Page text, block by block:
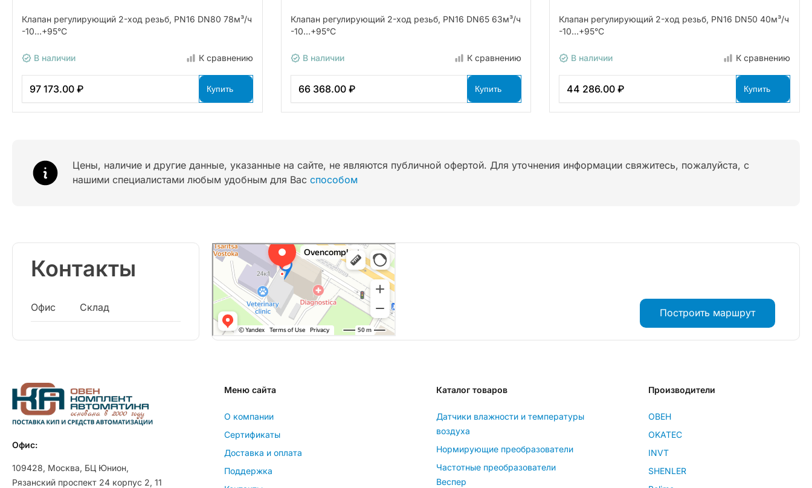
Клапан регулирующий 2-ход резьб, PN16 DN80 78м³/ч
-10…+95°С
В наличии К сравнению
97 173.00 ₽ Купить
Клапан регулирующий 2-ход резьб, PN16 DN65 63м³/ч
-10…+95°С
В наличии К сравнению
66 368.00 ₽ Купить
Клапан регулирующий 2-ход резьб, PN16 DN50 40м³/ч
-10…+95°С
В наличии К сравнению
44 286.00 ₽ Купить
Цены, наличие и другие данные, указанные на сайте, не являются публичной офертой. Для уточнения информации свяжитесь, пожалуйста, с
нашими специалистами любым удобным для Вас способом
Контакты
Офис Склад Построить маршрут
Офис:
109428, Москва, БЦ Юнион,
Рязанский проспект 24 корпус 2, 11
Меню сайта
О компании
Сертификаты
Доставка и оплата
Поддержка
Каталог товаров
Датчики влажности и температуры
воздуха
Нормирующие преобразователи
Частотные преобразователи
Веспер
Производители
ОВЕН
OKATEC
INVT
SHENLER